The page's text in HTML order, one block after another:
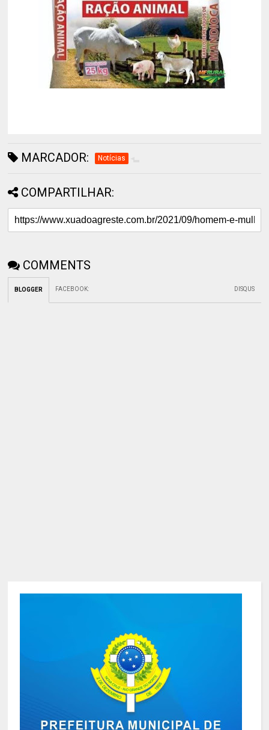
MARCADOR: Notícias
COMPARTILHAR:
COMMENTS
BLOGGER FACEBOOK: DISQUS